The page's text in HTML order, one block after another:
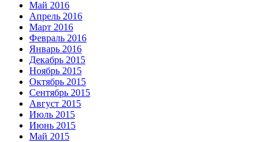
Май 2016
Апрель 2016
Март 2016
Февраль 2016
Январь 2016
Декабрь 2015
Ноябрь 2015
Октябрь 2015
Сентябрь 2015
Август 2015
Июль 2015
Июнь 2015
Май 2015